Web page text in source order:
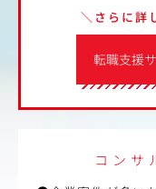
転職支援
＼さらに詳
コンサ